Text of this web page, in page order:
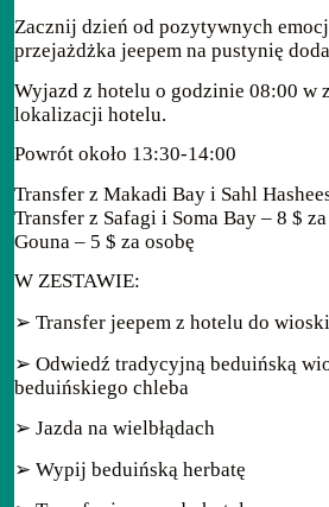
Zacznij dzień od pozytywnych
przejażdżka jeepem na pustynię
Wyjazd z hotelu o godzinie 08:00 w
lokalizacji hotelu.
Powrót około 13:30-14:00
Transfer z Makadi Bay i Sahl
Transfer z Safagi i Soma Bay – 8 $
Gouna – 5 $ za osobę
W ZESTAWIE:
➢ Transfer jeepem z hotelu do
➢ Odwiedź tradycyjną beduińską
beduińskiego chleba
➢ Jazda na wielbłądach
➢ Wypij beduińską herbatę